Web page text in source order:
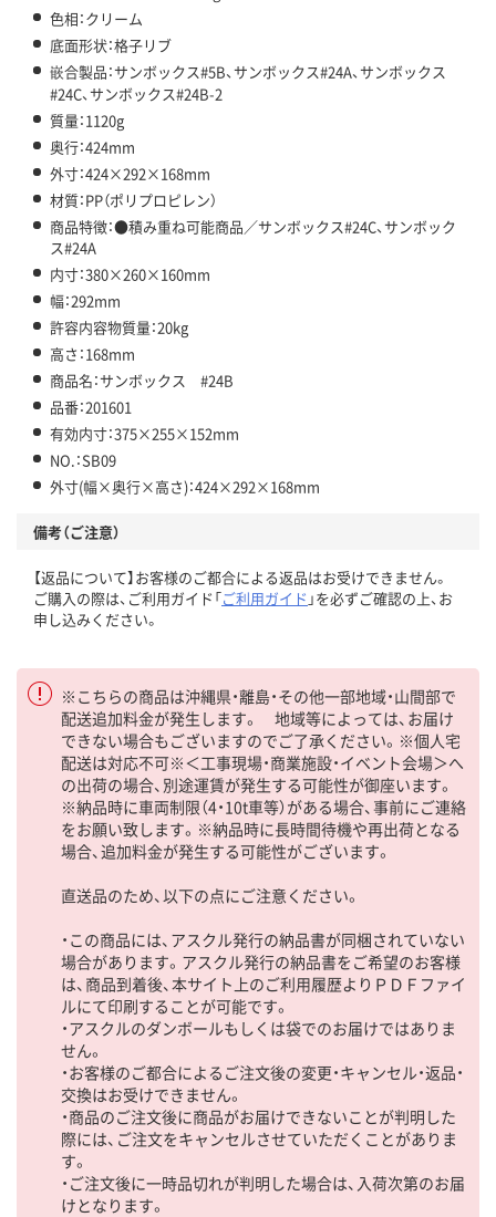
色相：クリーム
底面形状：格子リブ
嵌合製品：サンボックス#5B、サンボックス#24A、サンボックス
#24C、サンボックス#24B-2
質量：1120g
奥行：424mm
外寸：424×292×168mm
材質：PP（ポリプロピレン）
商品特徴：●積み重ね可能商品／サンボックス#24C、サンボック
ス#24A
内寸：380×260×160mm
幅：292mm
許容内容物質量：20kg
高さ：168mm
商品名：サンボックス #24B
品番：201601
有効内寸：375×255×152mm
NO.：SB09
外寸(幅×奥行×高さ)：424×292×168mm
備考（ご注意）
【返品について】お客様のご都合による返品はお受けできません。
ご購入の際は、ご利用ガイド「ご利用ガイド 」を必ずご確認の上、お
申し込みください。
※こちらの商品は沖縄県・離島・その他一部地域・山間部で
配送追加料金が発生します。 地域等によっては、お届け
できない場合もございますのでご了承ください。※個人宅
配送は対応不可※＜工事現場・商業施設・イベント会場＞へ
の出荷の場合、別途運賃が発生する可能性が御座います。
※納品時に車両制限（4・10t車等）がある場合、事前にご連絡
をお願い致します。※納品時に長時間待機や再出荷となる
場合、追加料金が発生する可能性がございます。
直送品のため、以下の点にご注意ください。
・この商品には、アスクル発行の納品書が同梱されていない
場合があります。アスクル発行の納品書をご希望のお客様
は、商品到着後、本サイト上のご利用履歴よりＰＤＦファイ
ルにて印刷することが可能です。
・アスクルのダンボールもしくは袋でのお届けではありま
せん。
・お客様のご都合によるご注文後の変更・キャンセル・返品・
交換はお受けできません。
・商品のご注文後に商品がお届けできないことが判明した
際には、ご注文をキャンセルさせていただくことがありま
す。
・ご注文後に一時品切れが判明した場合は、入荷次第のお届
けとなります。